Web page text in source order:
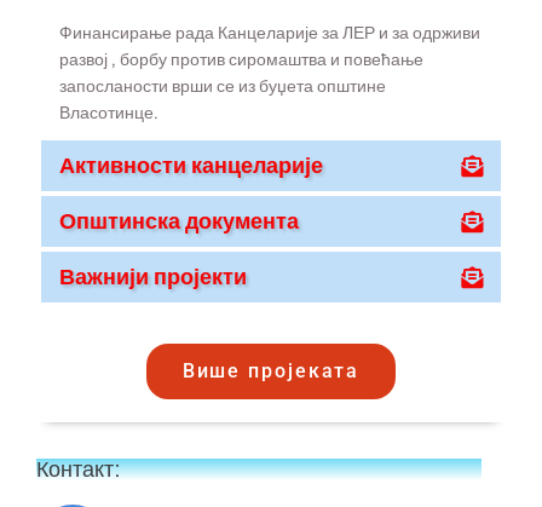
Финансирање рада Канцеларије за ЛЕР и за одрживи
развој , борбу против сиромаштва и повећање
запосланости врши се из буџета општине
Власотинце.
Активности канцеларије
Општинска документа
Важнији пројекти
Више пројеката
Контакт: